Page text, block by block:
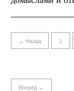
← Назад 1
Вперёд →